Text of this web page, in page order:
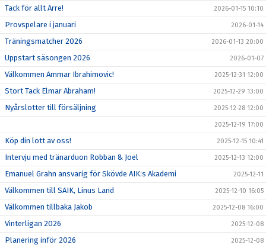
Tack för allt Arre! 2026-01-15 10:10
Provspelare i januari 2026-01-14
Träningsmatcher 2026 2026-01-13 20:00
Uppstart säsongen 2026 2026-01-07
Välkommen Ammar Ibrahimovic! 2025-12-31 12:00
Stort Tack Elmar Abraham! 2025-12-29 13:00
Nyårslotter till försäljning 2025-12-28 12:00
2025-12-19 17:00
Köp din lott av oss! 2025-12-15 10:41
Intervju med tränarduon Robban & Joel 2025-12-13 12:00
Emanuel Grahn ansvarig för Skövde AIK:s Akademi 2025-12-11
Välkommen till SAIK, Linus Land 2025-12-10 16:05
Välkommen tillbaka Jakob 2025-12-08 16:00
Vinterligan 2026 2025-12-08
Planering inför 2026 2025-12-08